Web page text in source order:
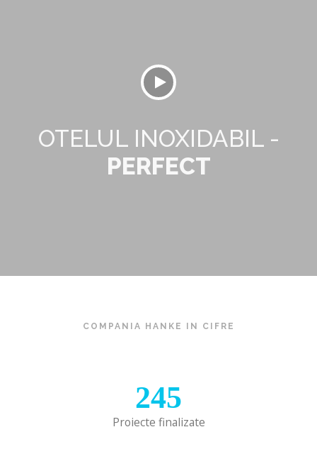
OTELUL INOXIDABIL -
PERFECT
COMPANIA HANKE IN CIFRE
245
Proiecte finalizate